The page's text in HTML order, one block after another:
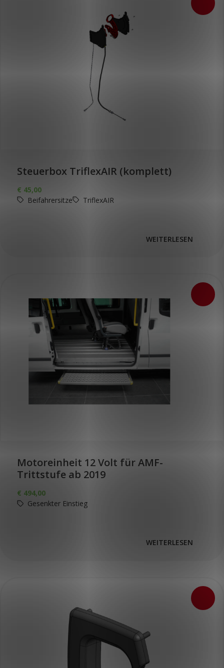
Steuerbox TriflexAIR (komplett)
€ 45,00
Beifahrersitze
TriflexAIR
WEITERLESEN
Motoreinheit 12 Volt für AMF-
Trittstufe ab 2019
€ 494,00
Gesenkter Einstieg
WEITERLESEN